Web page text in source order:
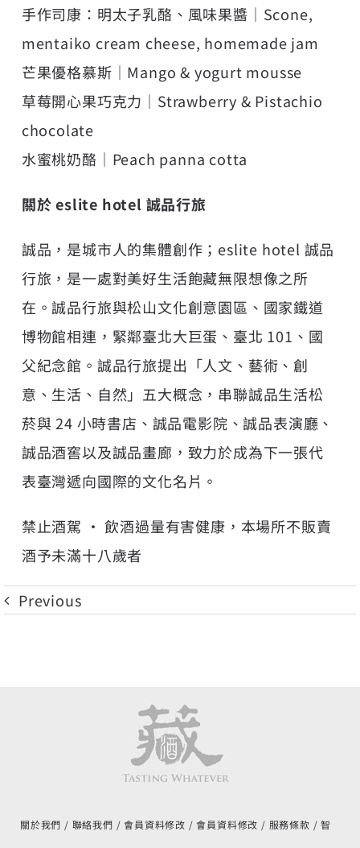
手作司康：明太子乳酪、風味果醬｜Scone,
mentaiko cream cheese, homemade jam
芒果優格慕斯｜Mango & yogurt mousse
草莓開心果巧克力｜Strawberry & Pistachio
chocolate
水蜜桃奶酪｜Peach panna cotta
關於 eslite hotel 誠品行旅
誠品，是城市人的集體創作；eslite hotel 誠品
行旅，是一處對美好生活飽藏無限想像之所
在。誠品行旅與松山文化創意園區、國家鐵道
博物館相連，緊鄰臺北大巨蛋、臺北 101、國
父紀念館。誠品行旅提出「人文、藝術、創
意、生活、自然」五大概念，串聯誠品生活松
菸與 24 小時書店、誠品電影院、誠品表演廳、
誠品酒窖以及誠品畫廊，致力於成為下一張代
表臺灣遞向國際的文化名片。
禁止酒駕 ‧ 飲酒過量有害健康，本場所不販賣
酒予未滿十八歲者
Previous
關於我們 聯絡我們 會員資料修改 會員資料修改 服務條款 智